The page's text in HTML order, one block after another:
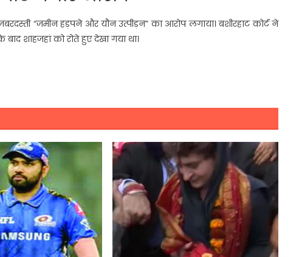
“जमीन हड़पने और यौन उत्पीड़न” का आरोप लगाया। बशीरहाट कोर्ट ने
शाहजहां को रोते हुए देखा गया था।